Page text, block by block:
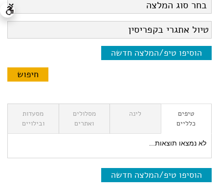
הוסיפו טיפ/המלצה חדשה
טיפים
כלליים
לינה
מסלולים
ואתרים
מסעדות
ובילויים
לא נמצאו תוצאות...
הוסיפו טיפ/המלצה חדשה